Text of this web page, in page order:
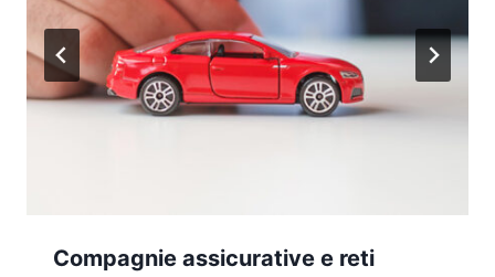
Compagnie assicurative e reti